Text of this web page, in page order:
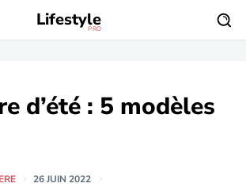
Lifestyle
PRO
d’été : 5 modèles
26 JUIN 2022